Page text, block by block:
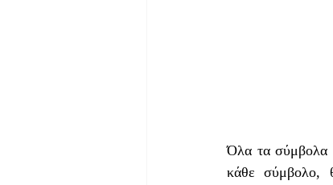
Όλα τα σύμβολα
κάθε σύμβολο,